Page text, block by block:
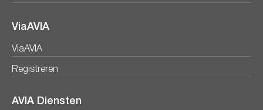
ViaAVIA
ViaAVIA
Registreren
AVIA Diensten